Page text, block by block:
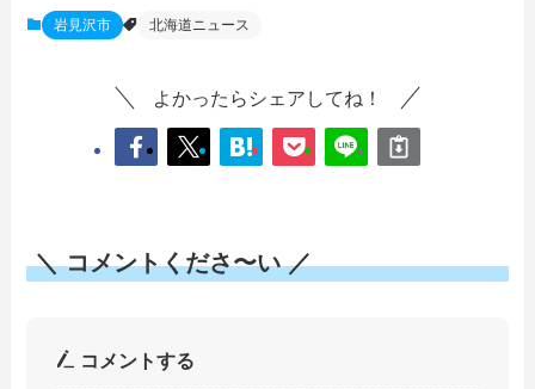
岩見沢市 北海道ニュース
よかったらシェアしてね！
＼ コメントくださ〜い ／
コメントする